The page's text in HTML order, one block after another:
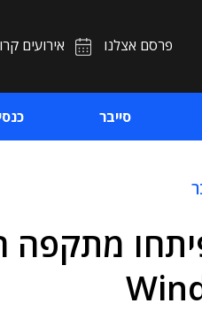
פרסם אצלנו אירועים
סייבר